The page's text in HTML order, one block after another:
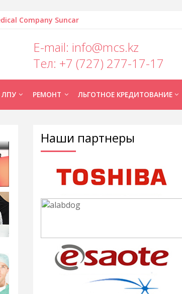
Company Suncar
E-mail: info@mcs.kz
Тел: +7 (727) 277-17-17
РЕМОНТ ЛЬГОТНОЕ КРЕДИТОВАНИЕ
Наши партнеры